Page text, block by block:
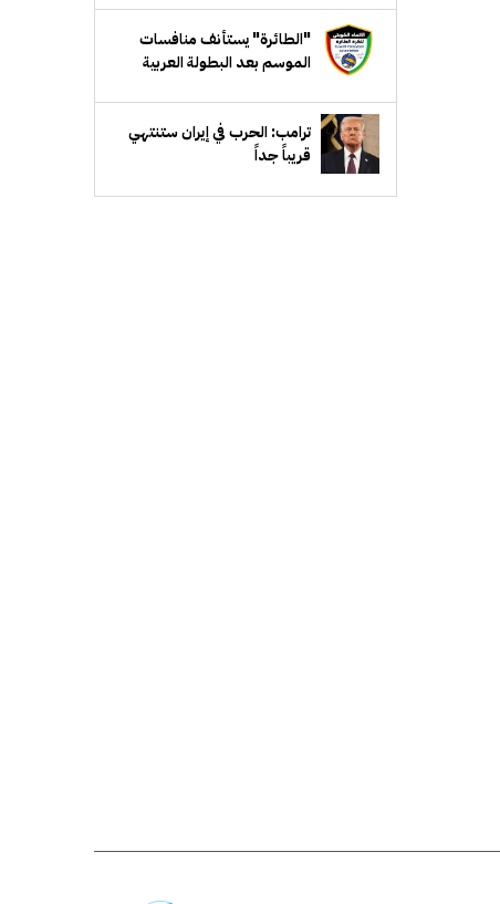
"الطائرة" يستأنف منافسات
الموسم بعد البطولة العربية
ترامب: الحرب في إيران ستنتهي
قريباً جداً